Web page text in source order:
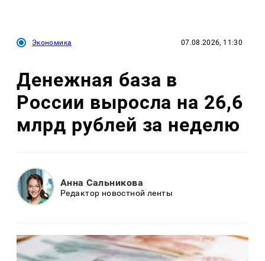
Экономика 07.08.2026, 11:30
Денежная база в
России выросла на 26,6
млрд рублей за неделю
Анна Сальникова
Редактор новостной ленты